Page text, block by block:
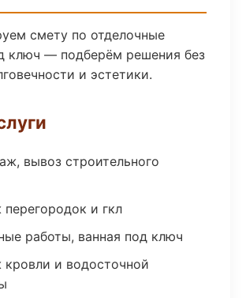
смету по отделочные
ключ — подберём решения без
и эстетики.
вывоз строительного
и гкл
работы, ванная под ключ
и водосточной